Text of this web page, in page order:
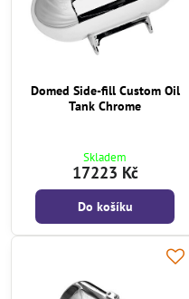
Domed Side-fill Custom Oil
Tank Chrome
Skladem
17223 Kč
Do košíku